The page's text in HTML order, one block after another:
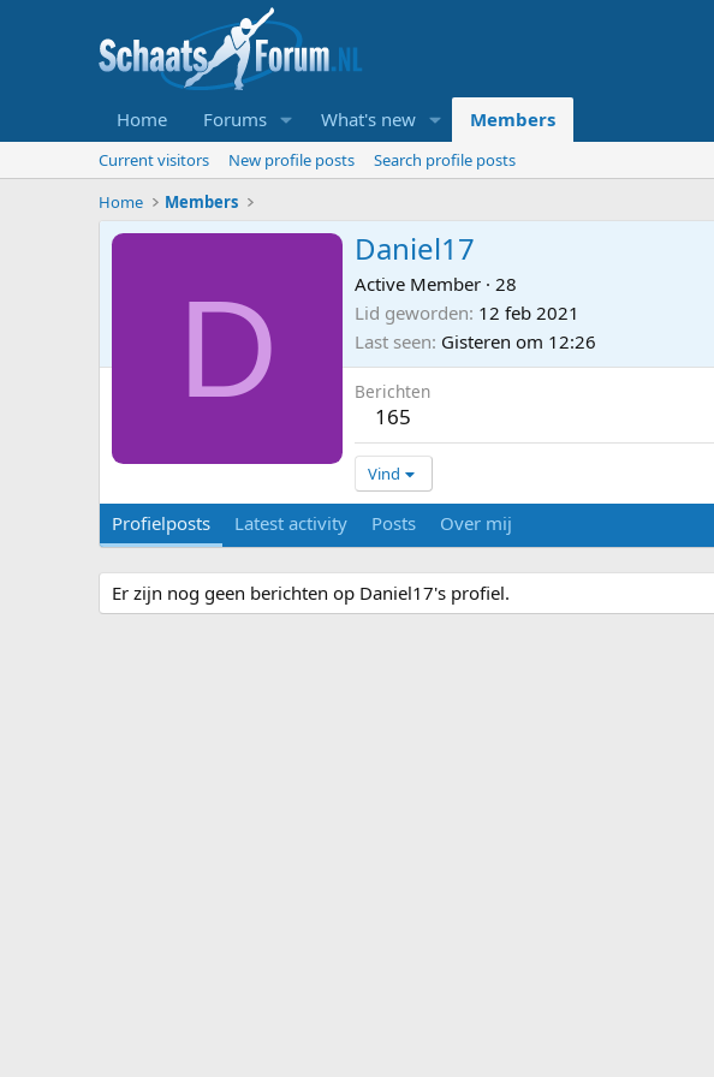
Home Forums What's new Members
Current visitors New profile posts
Search profile posts
Home
Members
D
Daniel17
Active Member · 28
Lid geworden 12 feb 2021
Last seen Gisteren om 12:26
Berichten
165
Vind
Profielposts Latest activity Posts Over mij
Er zijn nog geen berichten op Daniel17's profiel.